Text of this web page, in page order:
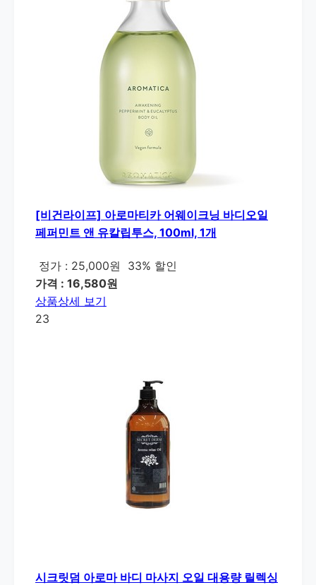
[비건라이프] 아로마티카 어웨이크닝 바디오일
페퍼민트 앤 유칼립투스, 100ml, 1개
정가 : 25,000원
33% 할인
가격 : 16,580원
상품상세 보기
23
시크릿덤 아로마 바디 마사지 오일 대용량 릴렉싱